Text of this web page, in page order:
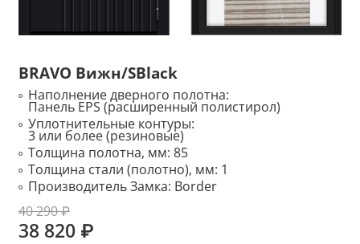
BRAVO Вижн/SBlack
Наполнение дверного полотна:
Панель EPS (расширенный полистирол)
Уплотнительные контуры:
3 или более (резиновые)
Толщина полотна, мм: 85
Толщина стали (полотно), мм: 1
Производитель Замка: Border
40 290 ₽
38 820 ₽